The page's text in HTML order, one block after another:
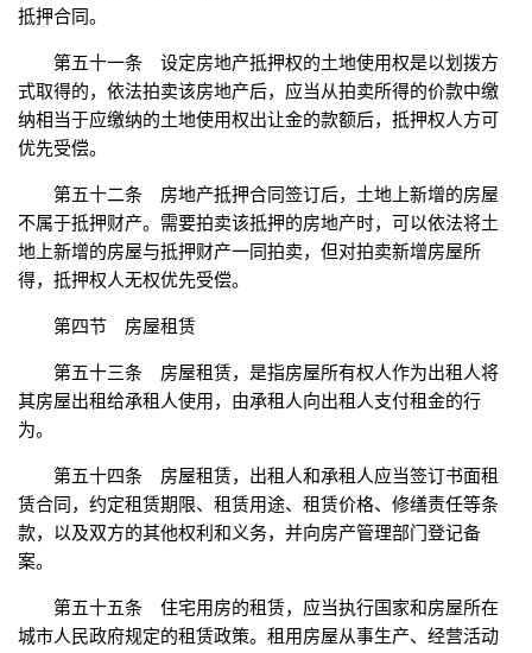
抵押合同。
第五十一条 设定房地产抵押权的土地使用权是以划拨方
式取得的，依法拍卖该房地产后，应当从拍卖所得的价款中缴
纳相当于应缴纳的土地使用权出让金的款额后，抵押权人方可
优先受偿。
第五十二条 房地产抵押合同签订后，土地上新增的房屋
不属于抵押财产。需要拍卖该抵押的房地产时，可以依法将土
地上新增的房屋与抵押财产一同拍卖，但对拍卖新增房屋所
得，抵押权人无权优先受偿。
第四节 房屋租赁
第五十三条 房屋租赁，是指房屋所有权人作为出租人将
其房屋出租给承租人使用，由承租人向出租人支付租金的行
为。
第五十四条 房屋租赁，出租人和承租人应当签订书面租
赁合同，约定租赁期限、租赁用途、租赁价格、修缮责任等条
款，以及双方的其他权利和义务，并向房产管理部门登记备
案。
第五十五条 住宅用房的租赁，应当执行国家和房屋所在
城市人民政府规定的租赁政策。租用房屋从事生产、经营活动